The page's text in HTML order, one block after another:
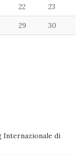
22 23
29 30
Internazionale di